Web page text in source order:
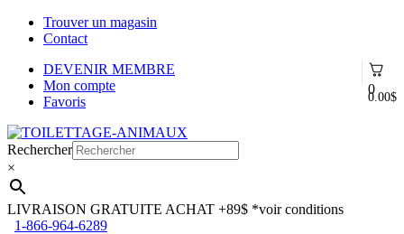
Trouver un magasin
Contact
0
0.00$
DEVENIR MEMBRE
Mon compte
Favoris
Aller
à
la
navigation
Aller
au
contenu
Rechercher
×
LIVRAISON GRATUITE ACHAT +89$ *voir conditions
1-866-964-6289